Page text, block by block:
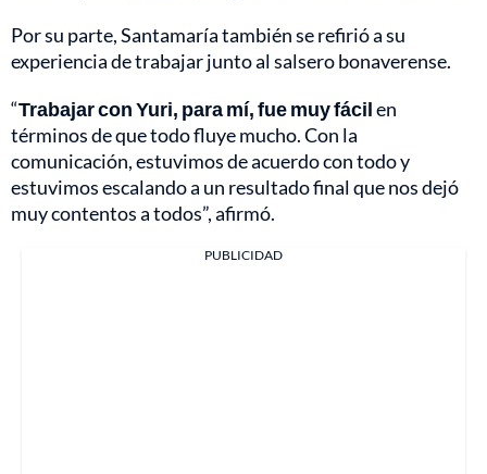
Por su parte, Santamaría también se refirió a su
experiencia de trabajar junto al salsero bonaverense.
“Trabajar con Yuri, para mí, fue muy fácilen
términos de que todo fluye mucho. Con la
comunicación, estuvimos de acuerdo con todo y
estuvimos escalando a un resultado final que nos dejó
muy contentos a todos”, afirmó.
PUBLICIDAD